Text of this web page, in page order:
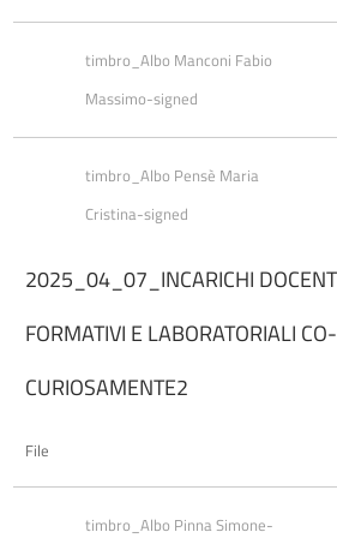
timbro_Albo Manconi Fabio
Massimo-signed
timbro_Albo Pensè Maria
Cristina-signed
2025_04_07_INCARICHI
FORMATIVI E LABORATORIALI
CURIOSAMENTE2
File
timbro_Albo Pinna Simone-